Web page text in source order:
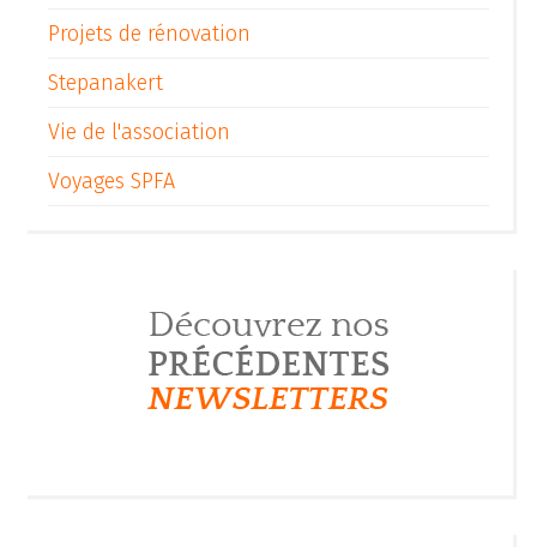
Projets de rénovation
Stepanakert
Vie de l'association
Voyages SPFA